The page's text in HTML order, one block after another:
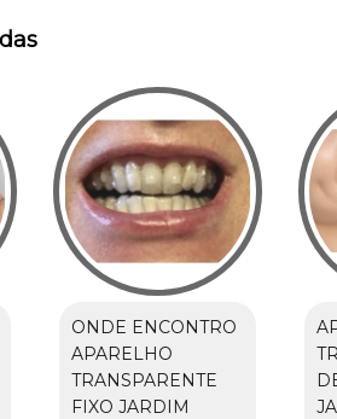
ONDE ENCONTRO
APARELHO
TRANSPARENTE
FIXO JARDIM